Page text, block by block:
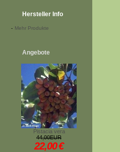
Hersteller Info
- Mehr Produkte
Angebote
Pistacia vera
44,00EUR
22,00€